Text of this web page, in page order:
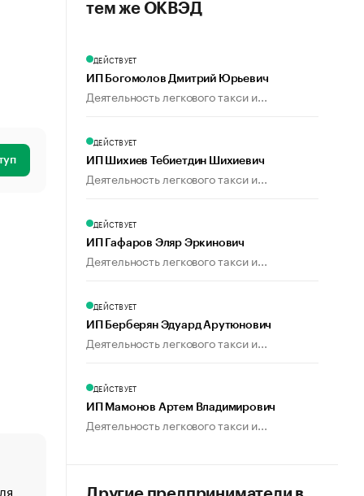
«От спорта тело стареет иначе». Как живет глава
тем же ОКВЭД
ДЕЙСТВУЕТ
ИП Богомолов Дмитрий Юрьевич
Деятельность легкового такси и...
ДЕЙСТВУЕТ
ИП Шихиев Тебиетдин Шихиевич
Деятельность легкового такси и...
ДЕЙСТВУЕТ
ИП Гафаров Эляр Эркинович
Деятельность легкового такси и...
ДЕЙСТВУЕТ
ИП Берберян Эдуард Арутюнович
Деятельность легкового такси и...
ДЕЙСТВУЕТ
ИП Мамонов Артем Владимирович
Деятельность легкового такси и...